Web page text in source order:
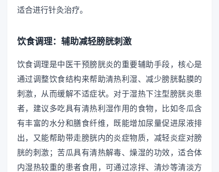
适合进行针灸治疗。
饮食调理：辅助减轻膀胱刺激
饮食调理是中医干预膀胱炎的重要辅助手段，核心是
通过调整饮食结构来帮助清热利湿、减少膀胱黏膜的
刺激，从而缓解不适症状。对于湿热下注型膀胱炎患
者，建议多吃具有清热利湿作用的食物，比如冬瓜含
有丰富的水分和膳食纤维，既能增加尿量促进尿液排
出，又能帮助带走膀胱内的炎症物质，减轻炎症对膀
胱的刺激；苦瓜具有清热解毒、燥湿的功效，适合体
内湿热较重的患者食用，可通过凉拌、清炒等清淡方